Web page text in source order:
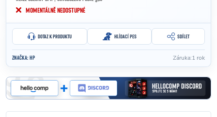
Měrná cena:
MOMENTÁLNĚ NEDOSTUPNÉ
DOTAZ K PRODUKTU HLÍDACÍ PES SDÍLET
ZNAČKA: HP Záruka:1 rok